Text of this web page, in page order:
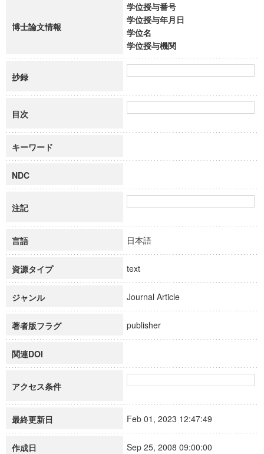
博士論文情報
学位授与番号
学位授与年月日
学位名
学位授与機関
抄録
目次
キーワード
NDC
注記
言語 日本語
資源タイプ text
ジャンル Journal Article
著者版フラグ publisher
関連DOI
アクセス条件
最終更新日 Feb 01, 2023 12:47:49
作成日 Sep 25, 2008 09:00:00